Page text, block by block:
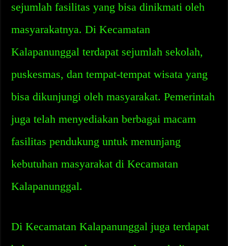
sejumlah fasilitas yang bisa dinikmati oleh
masyarakatnya. Di Kecamatan
Kalapanunggal terdapat sejumlah sekolah,
puskesmas, dan tempat-tempat wisata yang
bisa dikunjungi oleh masyarakat. Pemerintah
juga telah menyediakan berbagai macam
fasilitas pendukung untuk menunjang
kebutuhan masyarakat di Kecamatan
Kalapanunggal.
Di Kecamatan Kalapanunggal juga terdapat